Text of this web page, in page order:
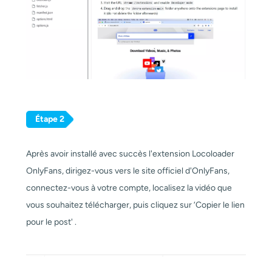
Étape 2
Après avoir installé avec succès l'extension Locoloader
OnlyFans, dirigez-vous vers le site officiel d'OnlyFans,
connectez-vous à votre compte, localisez la vidéo que
vous souhaitez télécharger, puis cliquez sur ‘Copier le lien
pour le post' .